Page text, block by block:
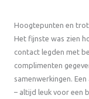
Hoogtepunten en
Het fijnste was zien
contact legden met
complimenten
samenwerkingen.
– altijd leuk voor een